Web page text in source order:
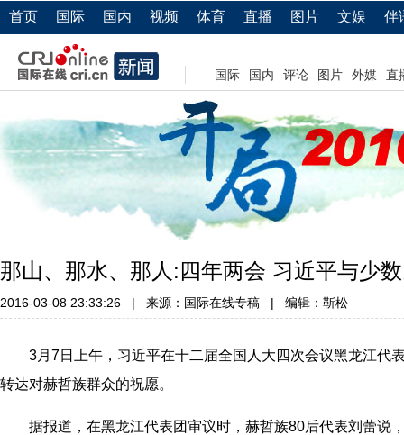
首页 国际 国内 视频 体育 直播 图片 文娱 伴
国际 国内 评论 图片 外媒 直
那山、那水、那人:四年两会 习近平与少
2016-03-08 23:33:26 | 来源：国际在线专稿 | 编辑：靳松
3月7日上午，习近平在十二届全国人大四次会议黑龙江代
转达对赫哲族群众的祝愿。
据报道，在黑龙江代表团审议时，赫哲族80后代表刘蕾说